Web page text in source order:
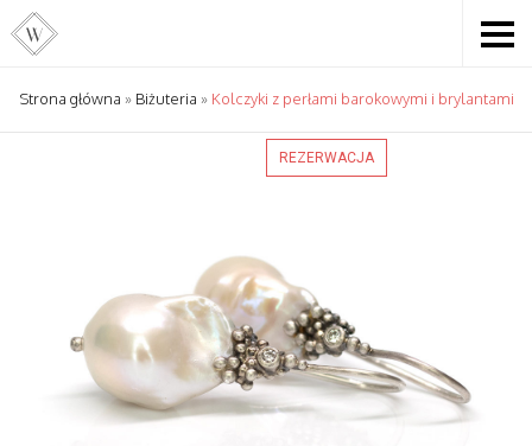
Strona główna » Biżuteria » Kolczyki z perłami barokowymi i brylantami
REZERWACJA